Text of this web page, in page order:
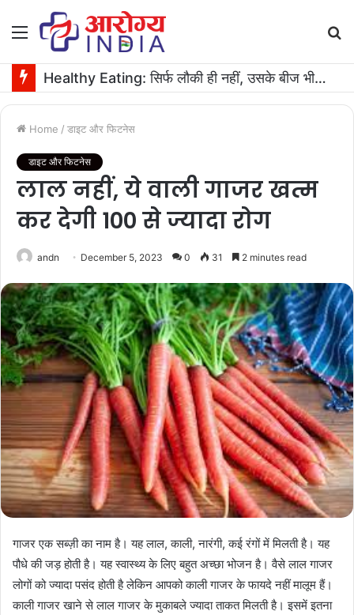
Menu
Healthy Eating: सिर्फ लौकी ही नहीं, उसके बीज भी हैं काम के! फायदे मिलेंगे कमाल के!
Home / डाइट और फिटनेस
डाइट और फिटनेस
लाल नहीं, ये वाली गाजर खत्म
कर देगी 100 से ज्यादा रोग
andn December 5, 2023 0 31 2 minutes read
गाजर एक सब्ज़ी का नाम है। यह लाल, काली, नारंगी, कई रंगों में मिलती है। यह
पौधे की जड़ होती है। यह स्वास्थ्य के लिए बहुत अच्छा भोजन है। वैसे लाल गाजर
लोगों को ज्यादा पसंद होती है लेकिन आपको काली गाजर के फायदे नहीं मालूम हैं।
काली गाजर खाने से लाल गाजर के मुकाबले ज्यादा ताकत मिलती है। इसमें इतना